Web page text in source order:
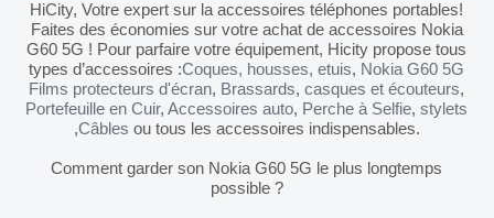
HiCity, Votre expert sur la accessoires téléphones portables!
Faites des économies sur votre achat de accessoires Nokia
G60 5G ! Pour parfaire votre équipement, Hicity propose tous
types d’accessoires :Coques, housses, etuis, Nokia G60 5G
Films protecteurs d'écran, Brassards,casques et écouteurs,
Portefeuille en Cuir,Accessoires auto, Perche à Selfie,stylets
,Câbles ou tous les accessoires indispensables.
Comment garder son Nokia G60 5G le plus longtemps
possible ?